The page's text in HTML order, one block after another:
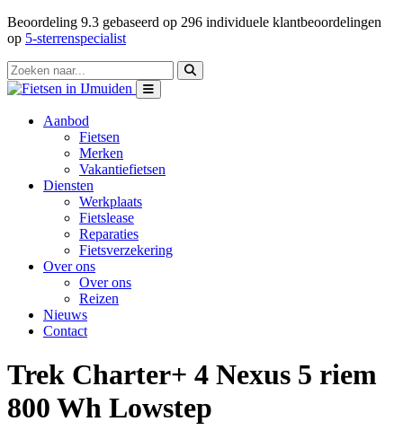
Beoordeling 9.3 gebaseerd op 296 individuele klantbeoordelingen
op 5-sterrenspecialist
Aanbod
Fietsen
Merken
Vakantiefietsen
Diensten
Werkplaats
Fietslease
Reparaties
Fietsverzekering
Over ons
Over ons
Reizen
Nieuws
Contact
Trek Charter+ 4 Nexus 5 riem
800 Wh Lowstep